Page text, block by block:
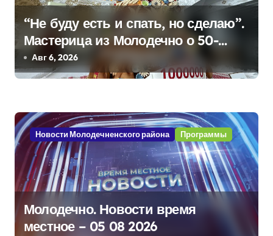
я
м
“Не буду есть и спать, но сделаю”.
Мастерица из Молодечно о 50-
килограммовом каравае для
Дворца Независимости
Авг 6, 2026
Новости Молодечненского района Программы
Молодечно. Новости время
местное – 05 08 2026